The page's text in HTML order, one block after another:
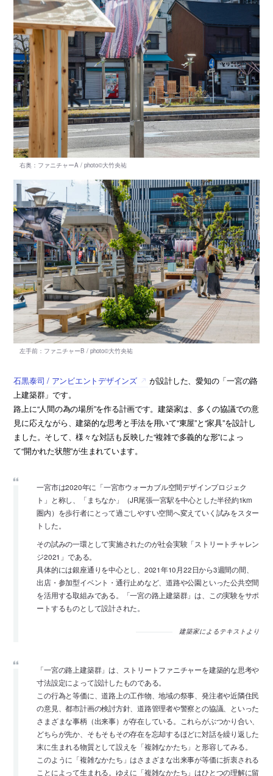
石黒泰司 / アンビエントデザインズ
が設計した、愛知の「一宮の路
上建築群」です。
路上に“人間の為の場所”を作る計画です。建築家は、多くの協議での意
見に応えながら、建築的な思考と手法を用いて“東屋”と“家具”を設計し
ました。そして、様々な対話も反映した“複雑で多義的な形”によっ
て“開かれた状態”が生まれています。
一宮市は2020年に「一宮市ウォーカブル空間デザインプロジェク
ト」と称し、「まちなか」（JR尾張一宮駅を中心とした半径約1km
圏内）を歩行者にとって過ごしやすい空間へ変えていく試みをスター
トした。
その試みの一環として実施されたのが社会実験「ストリートチャレン
ジ2021」である。
具体的には銀座通りを中心とし、2021年10月22日から3週間の間、
出店・参加型イベント・通行止めなど、道路や公園といった公共空間
を活用する取組みである。「一宮の路上建築群」は、この実験をサポ
ートするものとして設計された。
建築家によるテキストより
「一宮の路上建築群」は、ストリートファニチャーを建築的な思考や
寸法設定によって設計したものである。
この行為と等価に、道路上の工作物、地域の祭事、発注者や近隣住民
の意見、都市計画の検討方針、道路管理者や警察との協議、といった
さまざまな事柄（出来事）が存在している。これらがぶつかり合い、
どちらが先か、そもそもその存在を忘却するほどに対話を繰り返した
末に生まれる物質として設えを「複雑なかたち」と形容してみる。
このように「複雑なかたち」はさまざまな出来事が等価に折衷される
ことによって生まれる。ゆえに「複雑なかたち」はひとつの理解に留